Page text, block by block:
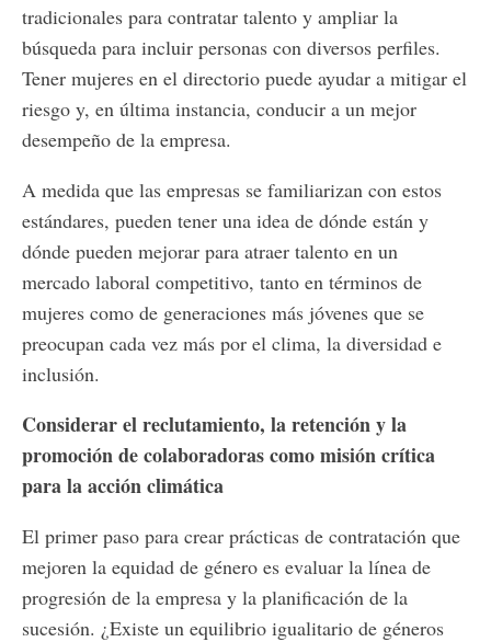
tradicionales para contratar talento y ampliar la
búsqueda para incluir personas con diversos perfiles.
Tener mujeres en el directorio puede ayudar a mitigar el
riesgo y, en última instancia, conducir a un mejor
desempeño de la empresa.
A medida que las empresas se familiarizan con estos
estándares, pueden tener una idea de dónde están y
dónde pueden mejorar para atraer talento en un
mercado laboral competitivo, tanto en términos de
mujeres como de generaciones más jóvenes que se
preocupan cada vez más por el clima, la diversidad e
inclusión.
Considerar el reclutamiento, la retención y la
promoción de colaboradoras como misión crítica
para la acción climática
El primer paso para crear prácticas de contratación que
mejoren la equidad de género es evaluar la línea de
progresión de la empresa y la planificación de la
sucesión. ¿Existe un equilibrio igualitario de géneros